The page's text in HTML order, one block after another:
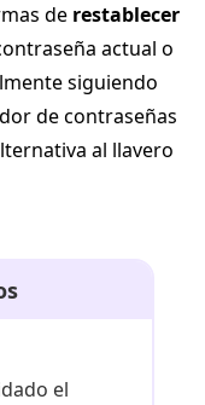
de restablecer
actual o
siguiendo
de contraseñas
al llavero
el